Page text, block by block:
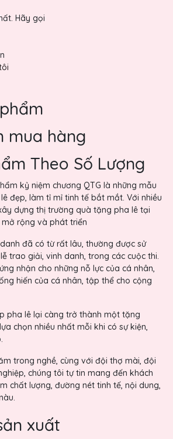
Hãy gọi
mua hàng
Theo Số Lượng
kỷ niệm chương QTG là những mẫu
đẹp, làm tỉ mỉ tinh tế bắt mắt. Với nhiều
dựng thị trường quà tặng pha lê tại
rộng và phát triển
đã có từ rất lâu, thường được sử
trao giải, vinh danh, trong các cuộc thi.
nhận cho những nỗ lực của cá nhân,
hiến của cá nhân, tập thể cho cộng
pha lê lại càng trở thành một tặng
chọn nhiều nhất mỗi khi có sự kiện,
trong nghề, cùng với đội thợ mài, đội
chúng tôi tự tin mang đến khách
chất lượng, đường nét tinh tế, nội dung,
xuất